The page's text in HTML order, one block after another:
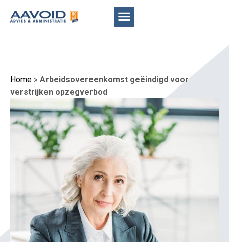
Home » Arbeidsovereenkomst geëindigd voor
verstrijken opzegverbod